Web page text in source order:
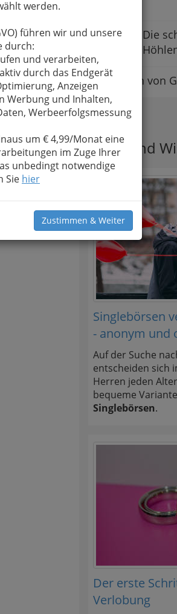
werden.
führen wir und unsere
durch:
und verarbeiten,
durch das Endgerät
Anzeigen
Werbung und Inhalten,
Werbeerfolgsmessung
um € 4,99/Monat eine
im Zuge Ihrer
unbedingt notwendige
Sie hier
Zustimmen & Weiter
Die
Wandern von
Tipps
News und
Singlebörsen
- anonym und
Auf der Suche
entscheiden sich
Herren jeden
bequeme
Singlebörsen.
Der erste
Verlobung